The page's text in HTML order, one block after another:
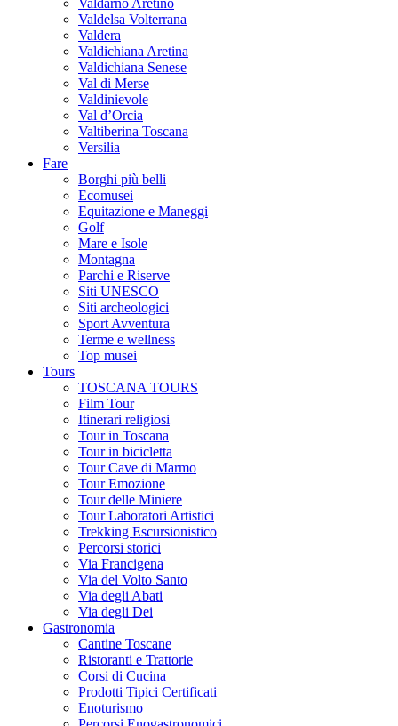
Valdarno Aretino
Valdelsa Volterrana
Valdera
Valdichiana Aretina
Valdichiana Senese
Val di Merse
Valdinievole
Val d’Orcia
Valtiberina Toscana
Versilia
Fare
Borghi più belli
Ecomusei
Equitazione e Maneggi
Golf
Mare e Isole
Montagna
Parchi e Riserve
Siti UNESCO
Siti archeologici
Sport Avventura
Terme e wellness
Top musei
Tours
TOSCANA TOURS
Film Tour
Itinerari religiosi
Tour in Toscana
Tour in bicicletta
Tour Cave di Marmo
Tour Emozione
Tour delle Miniere
Tour Laboratori Artistici
Trekking Escursionistico
Percorsi storici
Via Francigena
Via del Volto Santo
Via degli Abati
Via degli Dei
Gastronomia
Cantine Toscane
Ristoranti e Trattorie
Corsi di Cucina
Prodotti Tipici Certificati
Enoturismo